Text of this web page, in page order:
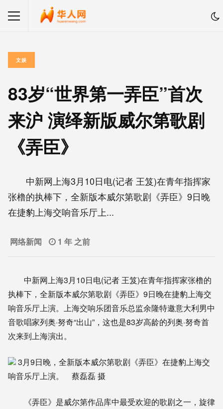
文娱
83岁“世界第一弄臣”首次
来沪 演绎新版威尔第歌剧
《弄臣》
中新网上海3月10日电(记者 王笈)在青年指挥家
张橹的执棒下，全新版本威尔第歌剧《弄臣》9日晚
在捷豹上海交响音乐厅上...
网络新闻 1 年 之前
中新网上海3月10日电(记者 王笈)在青年指挥家张橹的
执棒下，全新版本威尔第歌剧《弄臣》9日晚在捷豹上海交
响音乐厅上演。上海交响乐团音乐总监余隆特邀意大利男中
音歌唱家列奥·努奇“出山”，这也是83岁高龄的列奥·努奇首
次来到上海演出。
3月9日晚，全新版本威尔第歌剧《弄臣》在捷豹上海交
响音乐厅上演。 蔡磊磊 摄
《弄臣》是威尔第作品库中最受欢迎的歌剧之一，旋律